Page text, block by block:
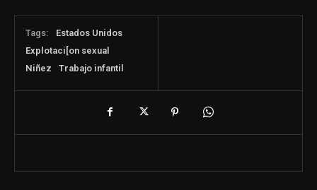
Tags:
Estados Unidos
Explotaci[on sexual
Niñez
Trabajo infantil